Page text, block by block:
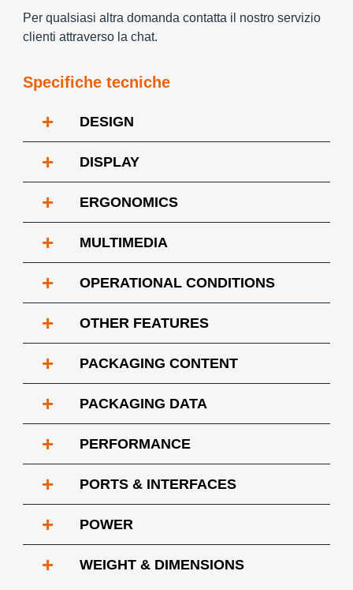
Per qualsiasi altra domanda contatta il nostro servizio
clienti attraverso la chat.
Specifiche tecniche
+ DESIGN
+ DISPLAY
+ ERGONOMICS
+ MULTIMEDIA
+ OPERATIONAL CONDITIONS
+ OTHER FEATURES
+ PACKAGING CONTENT
+ PACKAGING DATA
+ PERFORMANCE
+ PORTS & INTERFACES
+ POWER
+ WEIGHT & DIMENSIONS